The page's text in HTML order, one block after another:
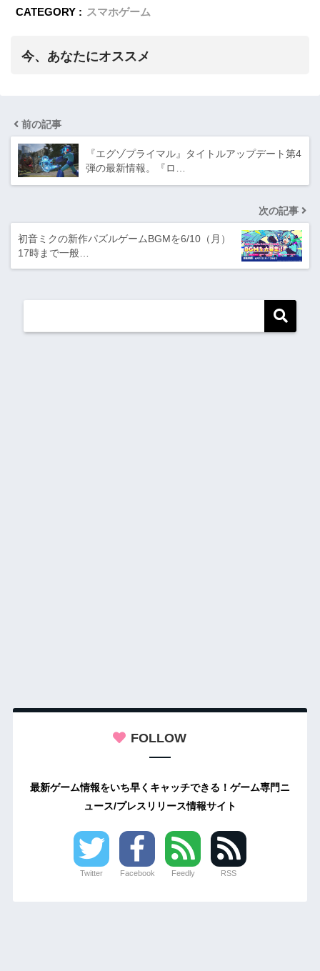
CATEGORY : スマホゲーム
今、あなたにオススメ
前の記事
『エグゾプライマル』タイトルアップデート第4
弾の最新情報。『ロ…
次の記事
初音ミクの新作パズルゲームBGMを6/10（月）
17時まで一般…
FOLLOW
最新ゲーム情報をいち早くキャッチできる！ゲーム専門ニ
ュース/プレスリリース情報サイト
Twitter Facebook Feedly RSS